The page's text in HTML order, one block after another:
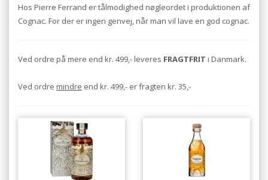
Hos Pierre Ferrand er tålmodighed nøgleordet i produktionen af
Cognac. For der er ingen genvej, når man vil lave en god cognac.
Ved ordre på mere end kr. 499,- leveres FRAGTFRIT i Danmark.
Ved ordre mindre end kr. 499,- er fragten kr. 35,-